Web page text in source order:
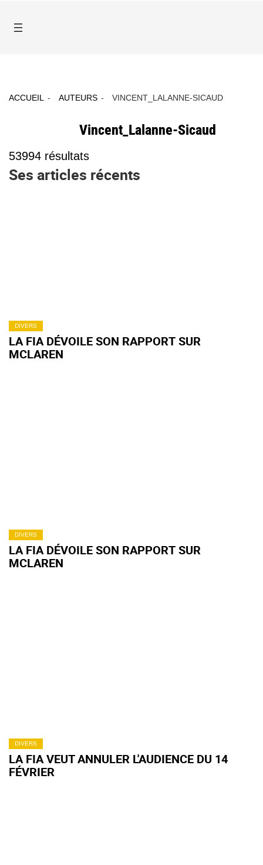
ACCUEIL AUTEURS VINCENT_LALANNE-SICAUD
Vincent_Lalanne-Sicaud
53994 résultats
Ses articles récents
DIVERS
LA FIA DÉVOILE SON RAPPORT SUR
MCLAREN
DIVERS
LA FIA DÉVOILE SON RAPPORT SUR
MCLAREN
DIVERS
LA FIA VEUT ANNULER L'AUDIENCE DU 14
FÉVRIER